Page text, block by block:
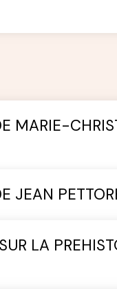
MARIE-
JEAN
LA